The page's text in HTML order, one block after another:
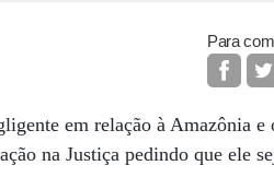
Para
em relação à Amazônia e
na Justiça pedindo que ele